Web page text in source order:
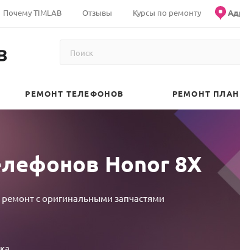
Почему TIMLAB Отзывы Курсы по ремонту
РЕМОНТ ТЕЛЕФОНОВ РЕМОНТ
Honor 8X
с оригинальными запчастями